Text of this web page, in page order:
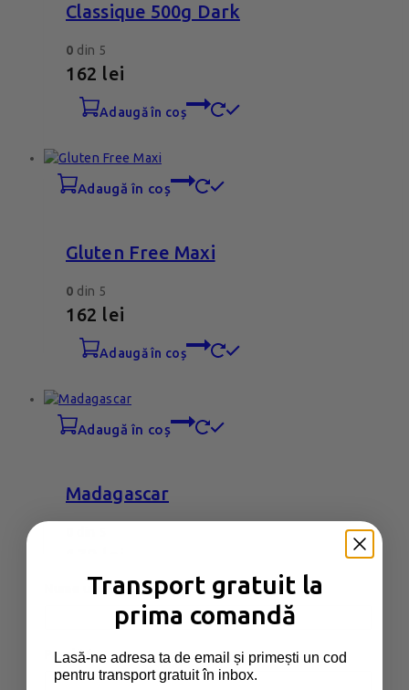
Classique 500g Dark
0 din 5
162 lei
adaugă în coș
adaugă în coș
Gluten Free Maxi
0 din 5
162 lei
adaugă în coș
adaugă în coș
Madagascar
adaugă în coș
adaugă în coș
Nume utilizator sau email* Obligatoriu
Parolă *Obligatoriu
Transport gratuit la
prima comandă
Lasă-ne adresa ta de email și primești un cod
pentru transport gratuit în inbox.